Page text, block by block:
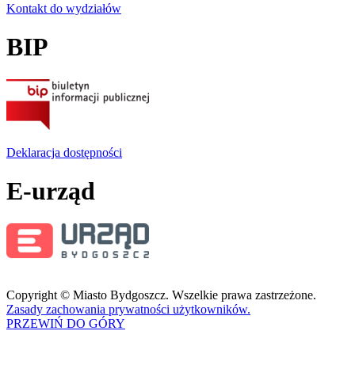
Kontakt do wydziałów
BIP
Deklaracja dostępności
E-urząd
Copyright © Miasto Bydgoszcz. Wszelkie prawa zastrzeżone.
Zasady zachowania prywatności użytkowników.
PRZEWIŃ DO GÓRY